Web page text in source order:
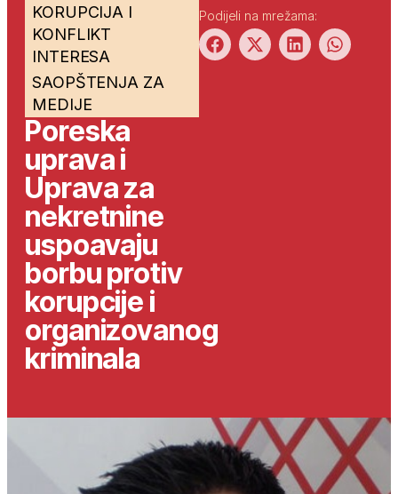
KORUPCIJA I
KONFLIKT
INTERESA
SAOPŠTENJA ZA
MEDIJE
Poreska
uprava i
Uprava za
nekretnine
uspoavaju
borbu protiv
korupcije i
organizovanog
kriminala
Podijeli na mrežama: